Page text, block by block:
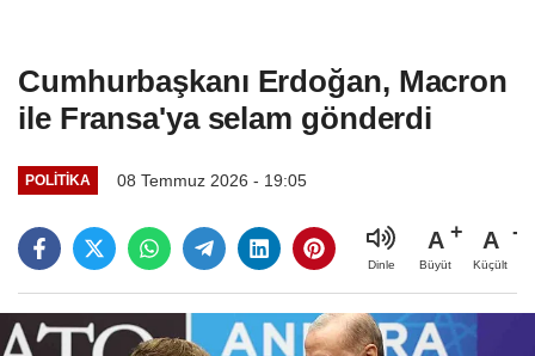
Cumhurbaşkanı Erdoğan, Macron
ile Fransa'ya selam gönderdi
POLITIKA 08 Temmuz 2026 - 19:05
Dinle
A
Büyüt
A
Küçült